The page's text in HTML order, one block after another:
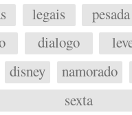
legais pesada
dialogo
disney namorado
sexta